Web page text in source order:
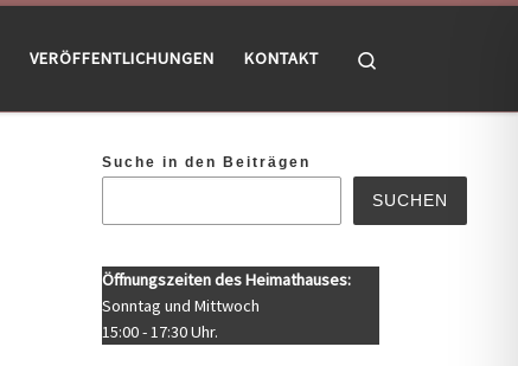
VERÖFFENTLICHUNGEN KONTAKT
Suche in den Beiträgen
SUCHEN
Öffnungszeiten des Heimathauses:
Sonntag und Mittwoch
15:00 - 17:30 Uhr.